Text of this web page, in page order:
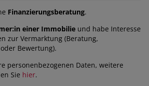
Finanzierungsberatung.
einer Immobilie und habe Interesse
zur Vermarktung (Beratung,
Bewertung).
personenbezogenen Daten, weitere
Sie hier.